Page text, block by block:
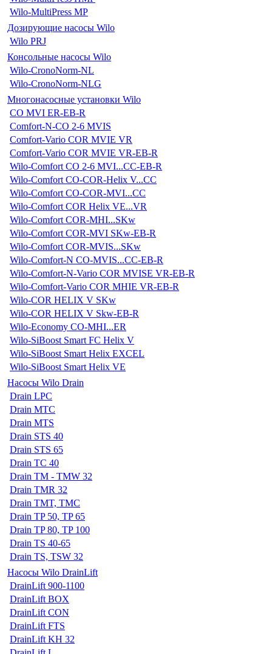
Wilo-MultiPress MP
Дозирующие насосы Wilo
Wilo PRJ
Консольные насосы Wilo
Wilo-CronoNorm-NL
Wilo-CronoNorm-NLG
Многонасосные установки Wilo
CO MVI ER-EB-R
Comfort-N-CO 2-6 MVIS
Comfort-Vario COR MVIE VR
Comfort-Vario COR MVIE VR-EB-R
Wilo-Comfort CO 2-6 MVI...CC-EB-R
Wilo-Comfort CO-COR-Helix V...CC
Wilo-Comfort CO-COR-MVI...CC
Wilo-Comfort COR Helix VE...VR
Wilo-Comfort COR-MHI...SKw
Wilo-Comfort COR-MVI SKw-EB-R
Wilo-Comfort COR-MVIS...SKw
Wilo-Comfort-N CO-MVIS...CC-EB-R
Wilo-Comfort-N-Vario COR MVISE VR-EB-R
Wilo-Comfort-Vario COR MHIE VR-EB-R
Wilo-COR HELIX V SKw
Wilo-COR HELIX V Skw-EB-R
Wilo-Economy CO-MHI...ER
Wilo-SiBoost Smart FC Helix V
Wilo-SiBoost Smart Helix EXCEL
Wilo-SiBoost Smart Helix VE
Насосы Wilo Drain
Drain LPC
Drain MTC
Drain MTS
Drain STS 40
Drain STS 65
Drain TC 40
Drain TM - TMW 32
Drain TMR 32
Drain TMT, TMC
Drain TP 50, TP 65
Drain TP 80, TP 100
Drain TS 40-65
Drain TS, TSW 32
Насосы Wilo DrainLift
DrainLift 900-1100
DrainLift BOX
DrainLift CON
DrainLift FTS
DrainLift KH 32